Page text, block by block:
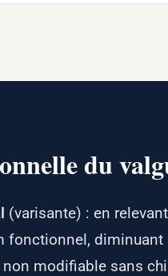
du
(varisante) : en
fonctionnel,
modifiable sans